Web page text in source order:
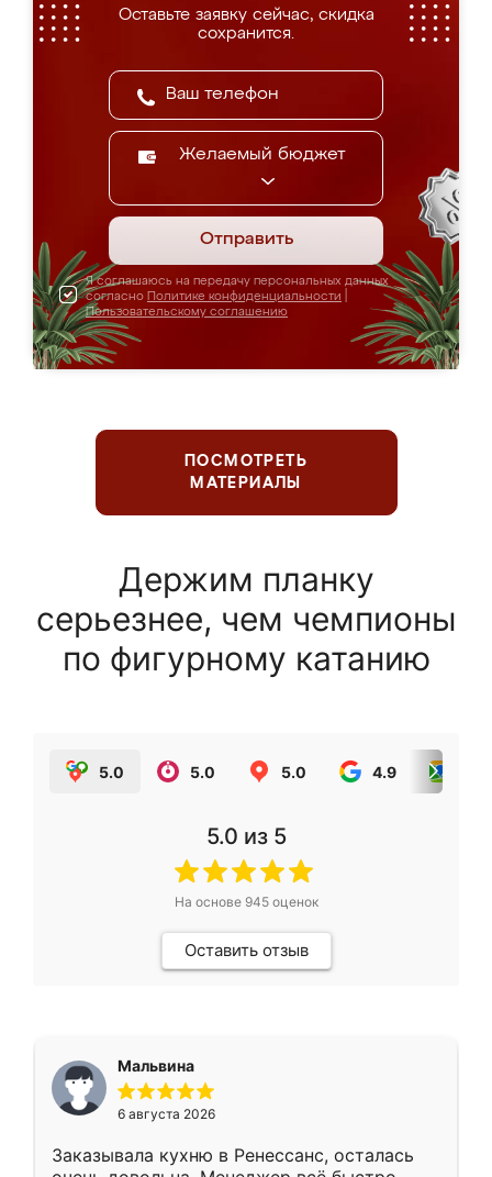
Оставьте заявку сейчас, скидка
сохранится.
Желаемый бюджет
Отправить
Я соглашаюсь на передачу персональных данных
согласно Политике конфиденциальности
Пользовательскому соглашению
ПОСМОТРЕТЬ
МАТЕРИАЛЫ
Держим планку
серьезнее, чем чемпионы
по фигурному катанию
5.0 5.0 5.0 4.9
5.0 из 5
На основе 945оценок
Оставить отзыв
Мальвина
6 августа 2026
Заказывала кухню в Ренессанс, осталась